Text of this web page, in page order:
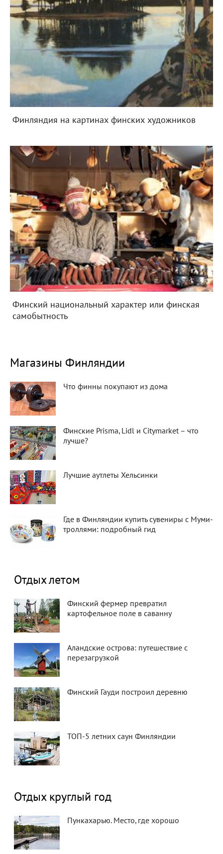
Финляндия на картинах финских художников
Финский национальный характер или финская
самобытность
Магазины Финляндии
Что финны покупают из дома
Финские Prisma, Lidl и Citymarket – что
лучше?
Лучшие аутлеты Хельсинки
Где в Финляндии купить сувениры с Муми-
троллями: подробный гид
Отдых летом
Финский фермер превратил
картофельное поле в саванну
Аландские острова: путешествие с
перезагрузкой
Финский Гауди построил деревню
ТОП-5 летних саун Финляндии
Отдых круглый год
Пункахарью. Место, где хорошо